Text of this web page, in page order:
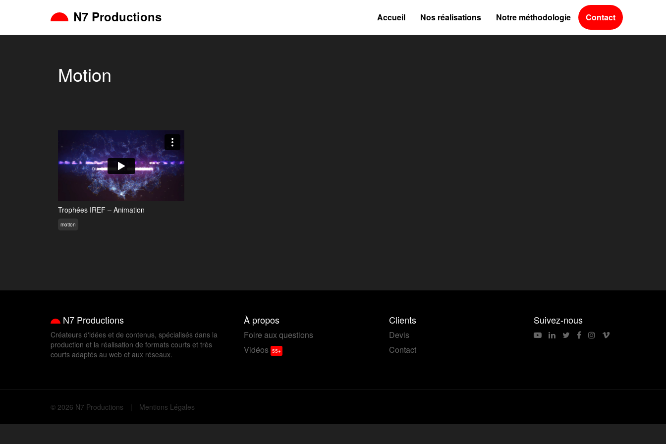
N7 Productions Accueil Nos réalisations Notre méthodologie Contact
Motion
Trophées IREF – Animation
motion
N7 Productions
Créateurs d'idées et de contenus, spécialisés dans la
production et la réalisation de formats courts et très
courts adaptés au web et aux réseaux.
À propos
Foire aux questions
Vidéos
Clients
Devis
Contact
Suivez-nous
© 2026 N7 Productions Mentions Légales